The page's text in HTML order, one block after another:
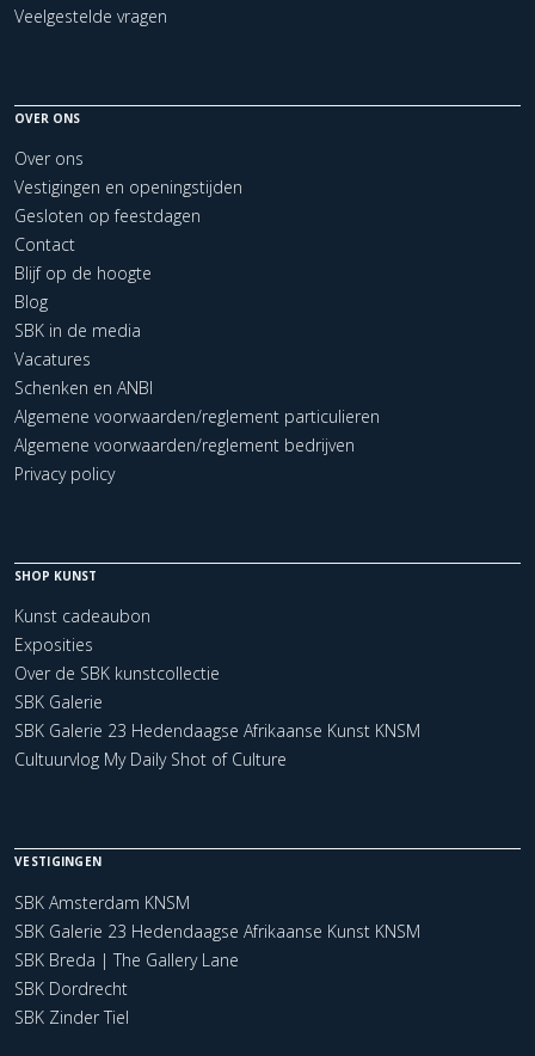
Veelgestelde vragen
OVER ONS
Over ons
Vestigingen en openingstijden
Gesloten op feestdagen
Contact
Blijf op de hoogte
Blog
SBK in de media
Vacatures
Schenken en ANBI
Algemene voorwaarden/reglement particulieren
Algemene voorwaarden/reglement bedrijven
Privacy policy
SHOP KUNST
Kunst cadeaubon
Exposities
Over de SBK kunstcollectie
SBK Galerie
SBK Galerie 23 Hedendaagse Afrikaanse Kunst KNSM
Cultuurvlog My Daily Shot of Culture
VESTIGINGEN
SBK Amsterdam KNSM
SBK Galerie 23 Hedendaagse Afrikaanse Kunst KNSM
SBK Breda | The Gallery Lane
SBK Dordrecht
SBK Zinder Tiel